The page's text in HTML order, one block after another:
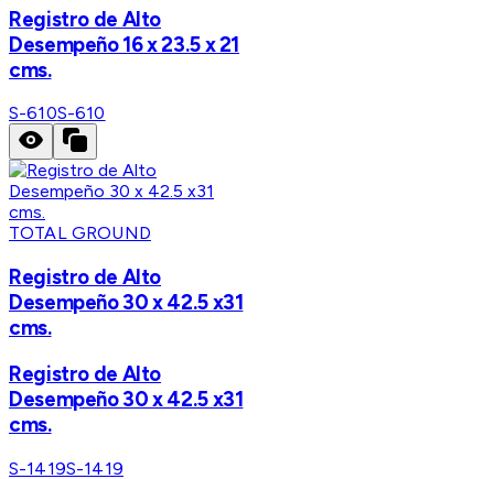
Registro de Alto
Desempeño 16 x 23.5 x 21
cms.
S-610S-610
TOTAL GROUND
Registro de Alto
Desempeño 30 x 42.5 x31
cms.
Registro de Alto
Desempeño 30 x 42.5 x31
cms.
S-1419S-1419